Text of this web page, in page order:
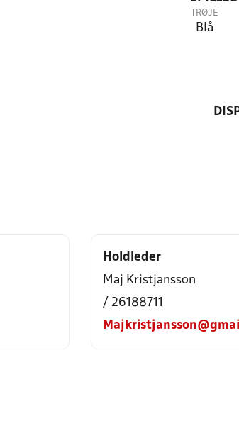
TRØJE
Blå
Holdleder
Maj Kristjansson
/ 26188711